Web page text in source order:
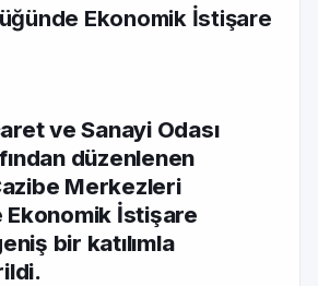
Ekonomik İstişare
ve Sanayi Odası
düzenlenen
Merkezleri
Ekonomik İstişare
bir katılımla